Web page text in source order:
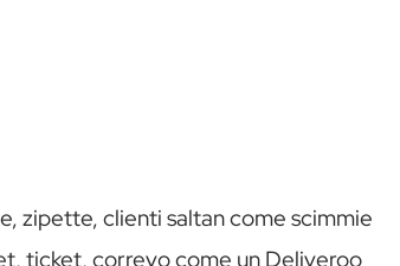
zipette, clienti saltan come scimmie
ticket, correvo come un Deliveroo